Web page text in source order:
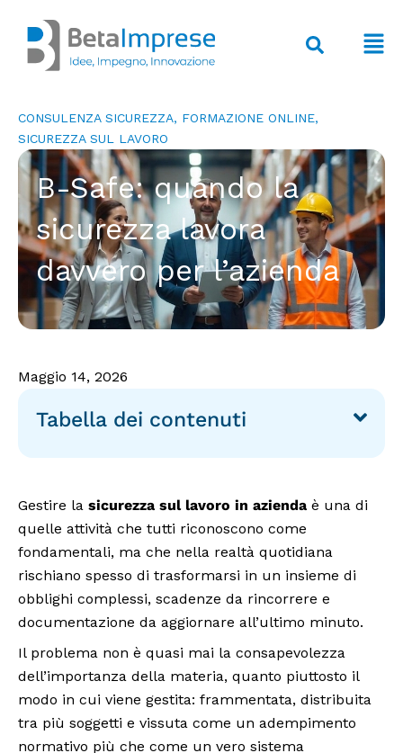
contenuto
CONSULENZA SICUREZZA, FORMAZIONE ONLINE,
SICUREZZA SUL LAVORO
B-Safe: quando la
sicurezza lavora
davvero per l’azienda
Maggio 14, 2026
Tabella dei contenuti
Gestire la sicurezza sul lavoro in azienda è una di
quelle attività che tutti riconoscono come
fondamentali, ma che nella realtà quotidiana
rischiano spesso di trasformarsi in un insieme di
obblighi complessi, scadenze da rincorrere e
documentazione da aggiornare all’ultimo minuto.
Il problema non è quasi mai la consapevolezza
dell’importanza della materia, quanto piuttosto il
modo in cui viene gestita: frammentata, distribuita
tra più soggetti e vissuta come un adempimento
normativo più che come un vero sistema